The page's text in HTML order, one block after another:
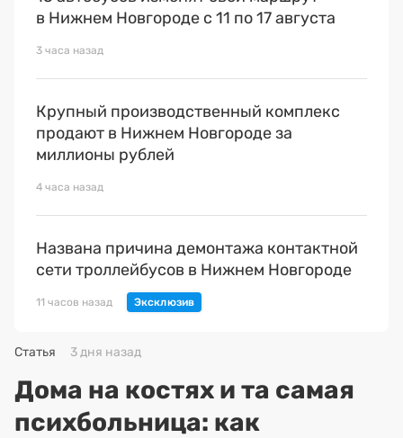
в Нижнем Новгороде с 11 по 17 августа
3 часа назад
Крупный производственный комплекс
продают в Нижнем Новгороде за
миллионы рублей
4 часа назад
Названа причина демонтажа контактной
сети троллейбусов в Нижнем Новгороде
11 часов назад
Статья 3 дня назад
Дома на костях и та самая
психбольница: как